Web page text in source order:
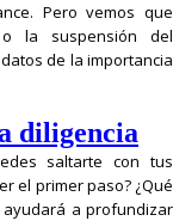
Pero vemos que
la suspensión del
de la importancia
diligencia
saltarte con tus
el primer paso? ¿Qué
a profundizar